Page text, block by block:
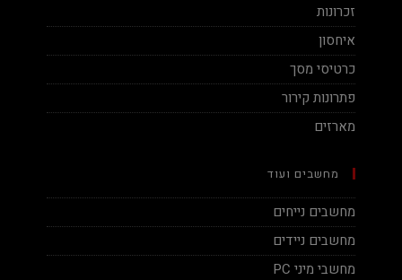
זכרונות
איחסון
כרטיסי מסך
פתרונות קירור
מארזים
מחשבים ועוד
מחשבים נייחים
מחשבים ניידים
מחשבי מיני PC